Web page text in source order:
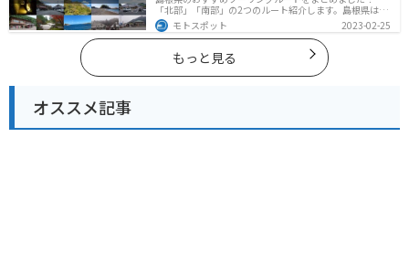
「北部」「南部」の2つのルート紹介します。島根県は、
海と山が近く、1日で全然違う景色を堪能することができ
ます。バイクで島根県にツーリングに行く際は参考にし
てください。
モトスポット 2023-02-25
もっと見る
オススメ記事